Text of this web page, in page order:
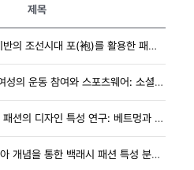
제목
[22권1호]문화융합 기반의 조선시대 포(袍)를 활용한 패션디자인 연구
[22권1호]한국 중년 여성의 운동 참여와 스포츠웨어: 소셜 미디어에서 보이는 40･50대 여성을 ...
[22권1호]신해체주의 패션의 디자인 특성 연구: 베트멍과 마르케스 알메이다의 비교
[22권1호]헤테로토피아 개념을 통한 백래시 패션 특성 분석 연구